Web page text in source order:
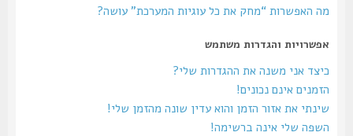
מה האפשרות “מחק את כל עוגיות המערכת” עושה?
אפשרויות והגדרות משתמש
כיצד אני משנה את ההגדרות שלי?
הזמנים אינם נכונים!
שינתי את אזור הזמן והוא עדין שונה מהזמן שלי!
השפה שלי אינה ברשימה!